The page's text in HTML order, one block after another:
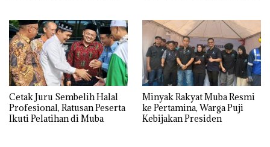
Cetak Juru Sembelih Halal
Profesional, Ratusan Peserta
Ikuti Pelatihan di Muba
Minyak Rakyat Muba Resmi
ke Pertamina, Warga Puji
Kebijakan Presiden